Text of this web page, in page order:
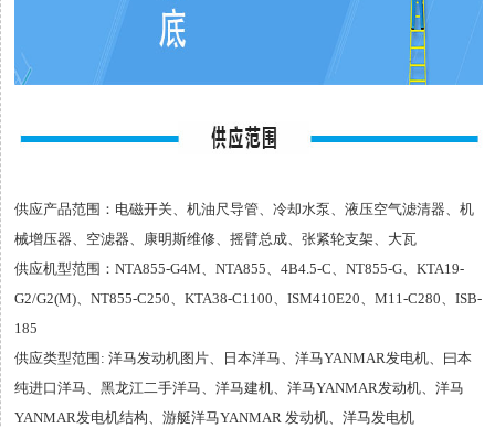
供应产品范围：电磁开关、机油尺导管、冷却水泵、液压空气滤清器、机
械增压器、空滤器、康明斯维修、摇臂总成、张紧轮支架、大瓦
供应机型范围：NTA855-G4M、NTA855、4B4.5-C、NT855-G、KTA19-
G2/G2(M)、NT855-C250、KTA38-C1100、ISM410E20、M11-C280、ISB-
185
供应类型范围: 洋马发动机图片、日本洋马、洋马YANMAR发电机、曰本
纯进口洋马、黑龙江二手洋马、洋马建机、洋马YANMAR发动机、洋马
YANMAR发电机结构、游艇洋马YANMAR 发动机、洋马发电机